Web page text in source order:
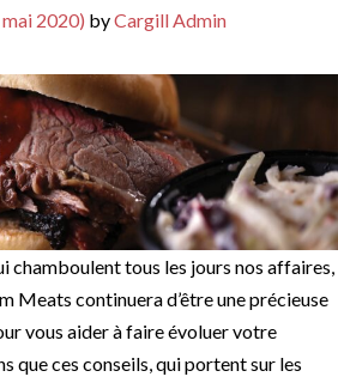
2020) byCargill Admin
chamboulent tous les jours nos affaires,
Meats continuera d’être une précieuse
vous aider à faire évoluer votre
que ces conseils, qui portent sur les